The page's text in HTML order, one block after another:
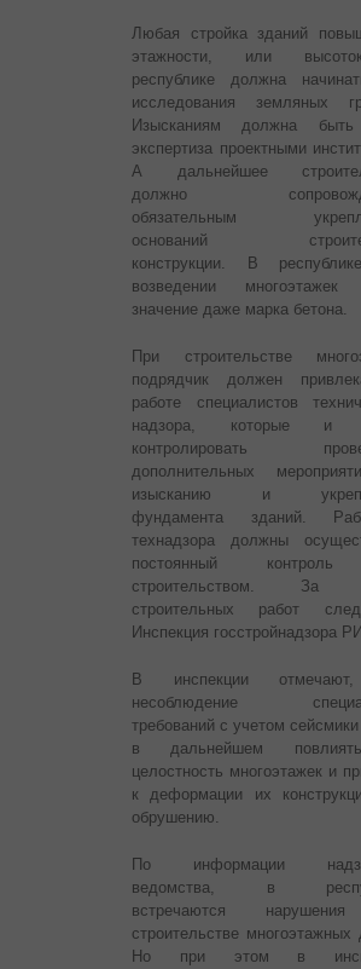
Любая стройка зданий
этажности, или
республике должна
исследования земляных
Изысканиям должна
экспертиза проектными
А дальнейшее
должно
обязательным
оснований
конструкции. В
возведении многоэтажек
значение даже марка бетона.
При строительстве
подрядчик должен
работе специалистов
надзора, которые и
контролировать
дополнительных
изысканию и
фундамента зданий.
технадзора должны
постоянный
строительством. За
строительных работ
Инспекция госстройнадзора
В инспекции
несоблюдение
требований с учетом
в дальнейшем
целостность многоэтажек и
к деформации их
обрушению.
По информации
ведомства, в
встречаются
строительстве многоэтажных
Но при этом в